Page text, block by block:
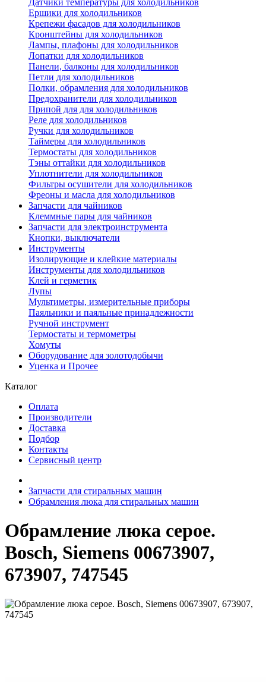
Датчики температуры для холодильников
Ершики для холодильников
Крепежи фасадов для холодильников
Кронштейны для холодильников
Лампы, плафоны для холодильников
Лопатки для холодильников
Панели, балконы для холодильников
Петли для холодильников
Полки, обрамления для холодильников
Предохранители для холодильников
Припой для для холодильников
Реле для холодильников
Ручки для холодильников
Таймеры для холодильников
Термостаты для холодильников
Тэны оттайки для холодильников
Уплотнители для холодильников
Фильтры осушители для холодильников
Фреоны и масла для холодильников
Запчасти для чайников
Клеммные пары для чайников
Запчасти для электроинструмента
Кнопки, выключатели
Инструменты
Изолирующие и клейкие материалы
Инструменты для холодильников
Клей и герметик
Лупы
Мультиметры, измерительные приборы
Паяльники и паяльные принадлежности
Ручной инструмент
Термостаты и термометры
Хомуты
Оборудование для золотодобычи
Уценка и Прочее
Каталог
Оплата
Производители
Доставка
Подбор
Контакты
Сервисный центр
Запчасти для стиральных машин
Обрамления люка для стиральных машин
Обрамление люка серое.
Bosch, Siemens 00673907,
673907, 747545